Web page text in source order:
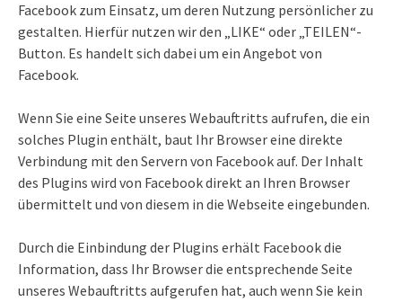
Facebook zum Einsatz, um deren Nutzung persönlicher zu
gestalten. Hierfür nutzen wir den „LIKE“ oder „TEILEN“-
Button. Es handelt sich dabei um ein Angebot von
Facebook.
Wenn Sie eine Seite unseres Webauftritts aufrufen, die ein
solches Plugin enthält, baut Ihr Browser eine direkte
Verbindung mit den Servern von Facebook auf. Der Inhalt
des Plugins wird von Facebook direkt an Ihren Browser
übermittelt und von diesem in die Webseite eingebunden.
Durch die Einbindung der Plugins erhält Facebook die
Information, dass Ihr Browser die entsprechende Seite
unseres Webauftritts aufgerufen hat, auch wenn Sie kein